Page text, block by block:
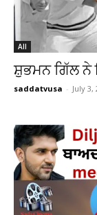
All
ਸ਼ੁਭਮਨ ਗਿੱਲ ਨੇ
saddatvusa - July 3,